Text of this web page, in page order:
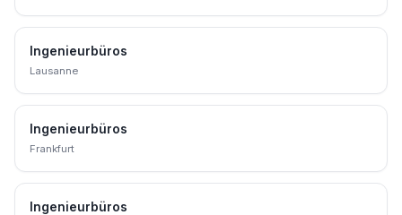
Ingenieurbüros
Lausanne
Ingenieurbüros
Frankfurt
Ingenieurbüros